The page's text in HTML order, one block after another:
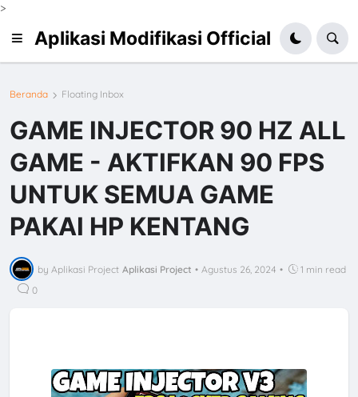
>
Aplikasi Modifikasi Official
Beranda Floating Inbox
GAME INJECTOR 90 HZ ALL
GAME - AKTIFKAN 90 FPS
UNTUK SEMUA GAME
PAKAI HP KENTANG
by Aplikasi Project Aplikasi Project • Agustus 26, 2024 •
1 min read
0